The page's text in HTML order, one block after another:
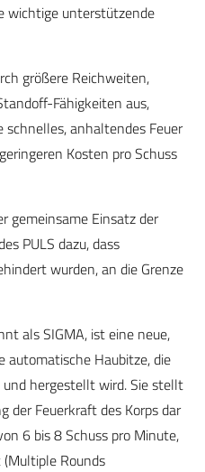
wichtige unterstützende
größere Reichweiten,
Fähigkeiten aus,
anhaltendes Feuer
Kosten pro Schuss
gemeinsame Einsatz der
PULS dazu, dass
wurden, an die Grenze
als SIGMA, ist eine neue,
Haubitze, die
hergestellt wird. Sie stellt
der Feuerkraft des Korps dar
6 bis 8 Schuss pro Minute,
Rounds